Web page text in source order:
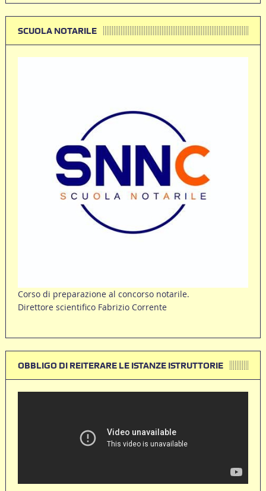
SCUOLA NOTARILE
Corso di preparazione al concorso notarile.
Direttore scientifico Fabrizio Corrente
OBBLIGO DI REITERARE LE ISTANZE ISTRUTTORIE